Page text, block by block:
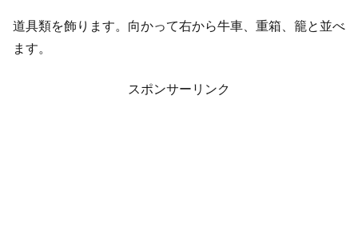
道具類を飾ります。向かって右から牛車、重箱、籠と並べ
ます。
スポンサーリンク